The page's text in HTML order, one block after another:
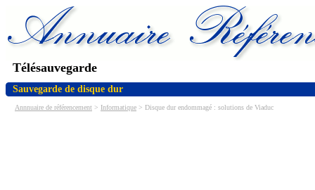
Télésauvegarde
Sauvegarde de disque dur
Annnuaire de référencement > Informatique > Disque dur endommagé : solutions de Viaduc